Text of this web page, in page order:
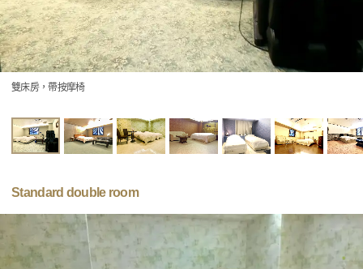
雙床房，帶按摩椅
Standard double room